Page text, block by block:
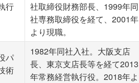
行
社取締役財務部長、1999年同
社専務取締役を経て、2001年
より現職。
パ
術
1982年同社入社。大阪支店
長、東京支店長等を経て2013
年常務経営執行役。2018年よ